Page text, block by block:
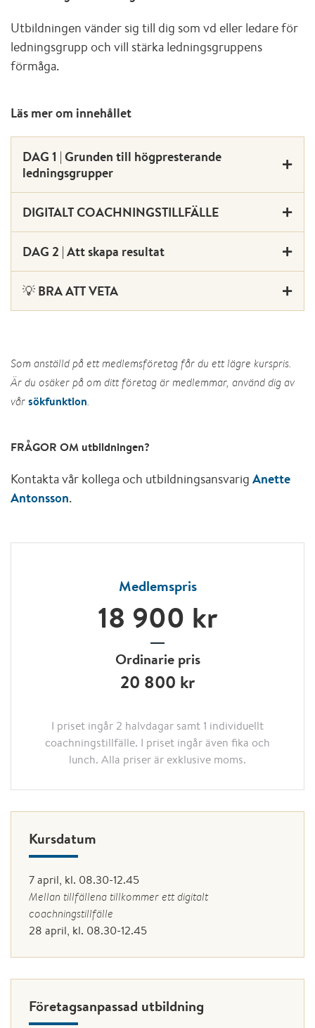
Medlemspris
18 900 kr
Ordinarie pris
20 800 kr
I priset ingår 2 halvdagar samt 1 individuellt
coachningstillfälle. I priset ingår även fika och
lunch. Alla priser är exklusive moms.
Kursdatum
7 april, kl. 08.30-12.45
Mellan tillfällena tillkommer ett digitalt
coachningstillfälle
28 april, kl. 08.30-12.45
Företagsanpassad utbildning
Utbildningen vänder sig till dig som vd eller ledare för
ledningsgrupp och vill stärka ledningsgruppens
förmåga.
Läs mer om innehållet
DAG 1 | Grunden till högpresterande
ledningsgrupper
DIGITALT COACHNINGSTILLFÄLLE
DAG 2 | Att skapa resultat
💡 BRA ATT VETA
Som anställd på ett medlemsföretag får du ett lägre kurspris.
Är du osäker på om ditt företag är medlemmar, använd dig av
vårsökfunktion.
FRÅGOR OM utbildningen?
Kontakta vår kollega och utbildningsansvarig Anette
Antonsson.